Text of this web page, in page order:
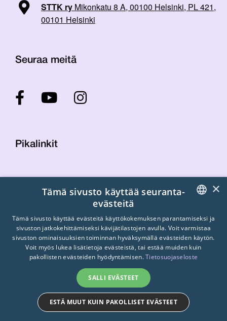
STTK ry Mikonkatu 8 A, 00100 Helsinki, PL 421,
00101 Helsinki
Seuraa meitä
Pikalinkit
Laskutustiedot
Tietosuojaseloste
Turvallisemman tilan periaatteet
© 2026 STTK. Made with ❤ byAvoin.Systems
FINNISH
SWEDISH
×
Tämä sivusto käyttää seuranta-
evästeitä
Tämä sivusto käyttää evästeitä käyttökokemuksen parantamiseksi ja
sivuston jatkokehittämiseksi kävijätilastojen avulla. Voit varmistaa
sivuston ominaisuuksien toiminnan hyväksymällä evästeiden käytön.
Voit myös lukea lisätietoja evästeistä, tai estää muiden kuin
pakollisten evästeiden hyödyntämisen.Tietosuojaseloste
SALLI EVÄSTEET
ESTÄ MUUT KUIN PAKOLLISET EVÄSTEET